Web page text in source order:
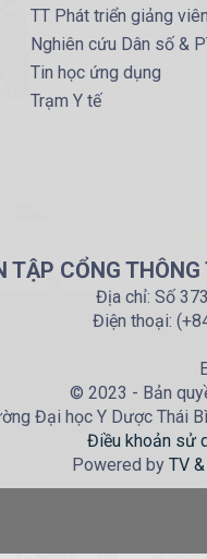
TT Phát triển giảng
Nghiên cứu Dân số &
Tin học ứng dụng
Trạm Y tế
TẬP CỔNG
Địa chỉ: Số
Điện thoại:
© 2023 - Bản
Đại học Y Dược Thái
Điều khoản sử
Powered by TV